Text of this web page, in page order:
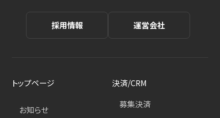
採用情報 運営会社
トップページ
お知らせ
決済/CRM
募集決済